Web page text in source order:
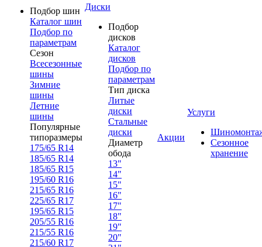
Подбор шин
Каталог шин
Подбор по
параметрам
Сезон
Всесезонные
шины
Зимние
шины
Летние
шины
Популярные
типоразмеры
175/65 R14
185/65 R14
185/65 R15
195/60 R16
215/65 R16
225/65 R17
195/65 R15
205/55 R16
215/55 R16
215/60 R17
Диски
Подбор
дисков
Каталог
дисков
Подбор по
параметрам
Тип диска
Литые
диски
Стальные
диски
Диаметр
обода
13"
14"
15"
16"
17"
18"
19"
20"
Акции
Услуги
Сезонное
хранение